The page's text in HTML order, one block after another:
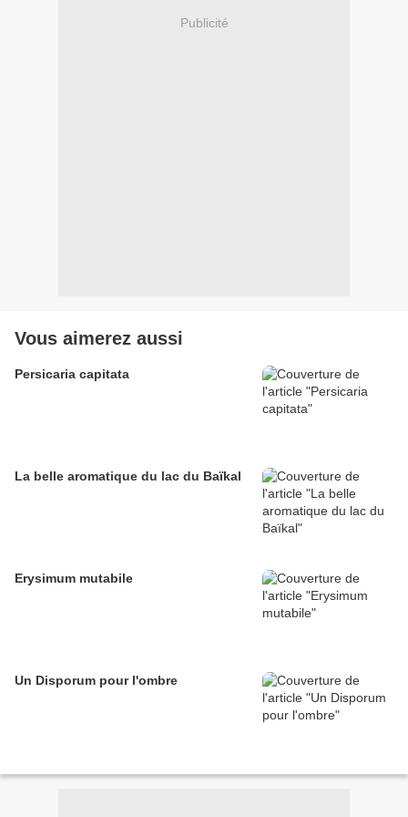
Publicité
Vous aimerez aussi
Persicaria capitata
La belle aromatique du lac du Baïkal
Erysimum mutabile
Un Disporum pour l'ombre